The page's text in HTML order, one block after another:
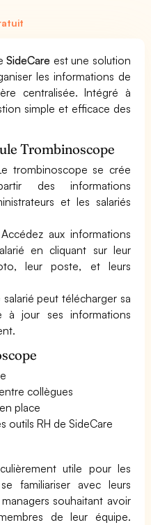
SideCare est une solution
les informations de
centralisée. Intégré à
simple et efficace des
Trombinoscope
trombinoscope se crée
des informations
et les salariés
Accédez aux informations
en cliquant sur leur
leur poste, et leurs
salarié peut télécharger sa
jour ses informations
collègues
place
outils RH de SideCare
utile pour les
familiariser avec leurs
souhaitant avoir
de leur équipe.